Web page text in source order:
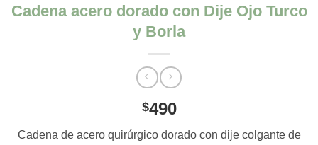
Cadena acero dorado con Dije Ojo Turco
y Borla
$490
Cadena de acero quirúrgico dorado con dije colgante de